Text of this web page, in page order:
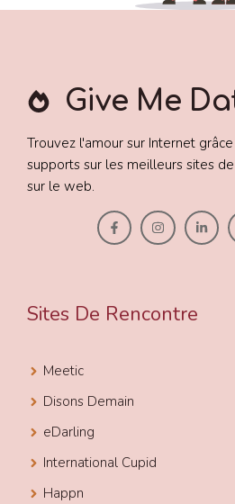
Give Me
Trouvez l'amour sur Internet
supports sur les meilleurs sites
sur le web.
Sites De Rencontre
Meetic
Disons Demain
eDarling
International Cupid
Happn